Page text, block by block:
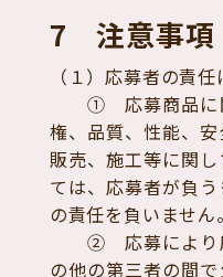
7 注意事項
（１）応募者の責
① 応募商品に関
権、品質、性能、
販売、施工等に関
ては、応募者が負
の責任を負いません。
② 応募により応
の他の第三者の間